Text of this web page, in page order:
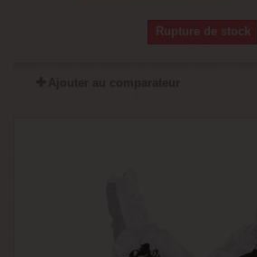
Rupture de stock